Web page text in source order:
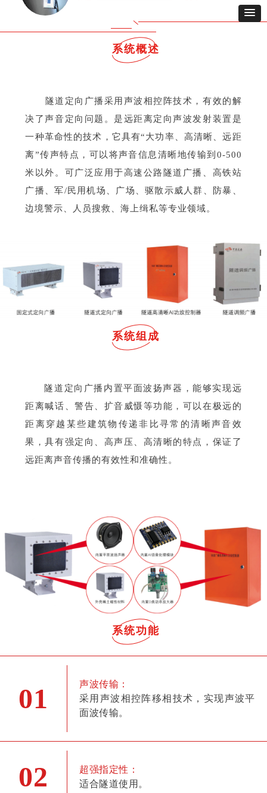
系统概述
隧道定向广播采用声波相控阵技术，有效的解
决了声音定向问题。是远距离定向声波发射装置是
一种革命性的技术，它具有“大功率、高清晰、远距
离”传声特点，可以将声音信息清晰地传输到0-500
米以外。可广泛应用于高速公路隧道广播、高铁站
广播、军/民用机场、广场、驱散示威人群、防暴、
边境警示、人员搜救、海上缉私等专业领域。
系统组成
隧道定向广播内置平面波扬声器，能够实现远
距离喊话、警告、扩音威慑等功能，可以在极远的
距离穿越某些建筑物传递非比寻常的清晰声音效
果，具有强定向、高声压、高清晰的特点，保证了
远距离声音传播的有效性和准确性。
系统功能
01
声波传输：
采用声波相控阵移相技术，实现声波平
面波传输。
02
超强指定性：
适合隧道使用。